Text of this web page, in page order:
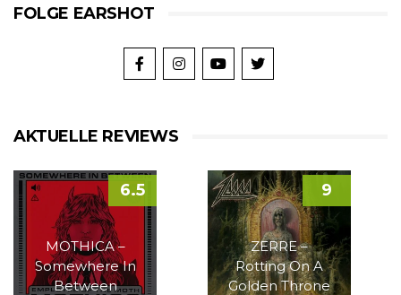
FOLGE EARSHOT
AKTUELLE REVIEWS
MOTHICA –
Somewhere In
Between
6.5
ZERRE –
Rotting On A
Golden Throne
9